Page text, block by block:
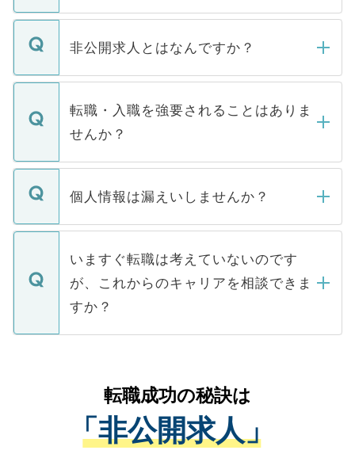
ご登録いただきましたら、弊社担当者がご
登録内容を確認し、その後メールもしくは
ます。通常、5営業日以内にはご連絡をせて
いただきますので、しばらくお待ちくださ
非公開求人とはなんですか？
マイナビDOCTORで取り扱っている求人の
うち約3割は、Webサイトからご覧いただ
けない「非公開求人」です。非公開求人は
下記の理由によって、一般には公開してい
ません。
■応募殺到を避けるため 人気のある医療機
関を公にしてしまうと、応募が殺到する場
に、医療機関が求める条件に合った人材の
みを人材紹介会社に依頼するケースが増え
ています。
転職・入職を強要されることはありま
せんか？
転職・入職を強要することは一切ありませ
ん。また、仮に応募先から内定をいただい
定を承諾する必要はありません。内定先へ
の辞退の連絡はキャリアパートナーが行い
個人情報は漏えいしませんか？
個人情報が漏えいすることはありませんの
で、ご安心ください。当サイトからの登録
などで収集したご登録者様の個人情報は、
ご本人のキャリアアップおよび転職活動の
支援を目的に使用いたします。お預かりし
ているすべての個人データはご本人の許可
は、個人情報の取り扱いについての厳密な
管理基準を満たした事業者のみに付与され
る、プライバシーマークを取得済みです。
いますぐ転職は考えていないのです
が、これからのキャリアを相談できま
すか？
かがいして、現在の医療機関の状況や紹介
経験をまじえながら、適切なアドバイスを
させていただきます。すぐにご転職をされ
ない方には、長期的なサポートが可能です
転職成功の秘訣は
「非公開求人」